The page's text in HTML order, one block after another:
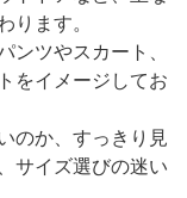
ます。
ンツやスカート、
をイメージしてお
のか、すっきり見
サイズ選びの迷い